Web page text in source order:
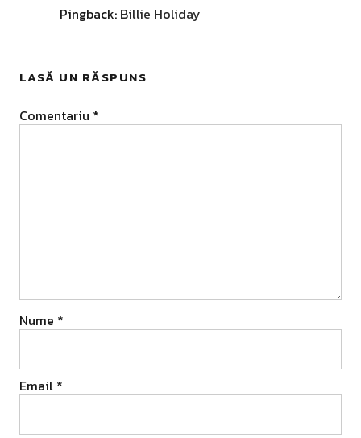
Pingback: Billie Holiday
LASĂ UN RĂSPUNS
Comentariu *
Nume *
Email *